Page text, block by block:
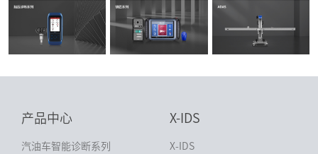
产品中心
汽油车智能诊断系列
X-IDS
X-IDS